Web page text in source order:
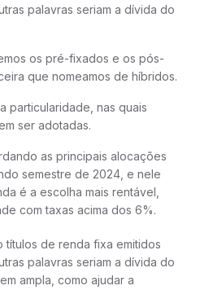
palavras seriam a dívida do
os pré-fixados e os pós-
que nomeamos de híbridos.
particularidade, nas quais
ser adotadas.
as principais alocações
semestre de 2024, e nele
é a escolha mais rentável,
com taxas acima dos 6%.
títulos de renda fixa emitidos
palavras seriam a dívida do
ampla, como ajudar a